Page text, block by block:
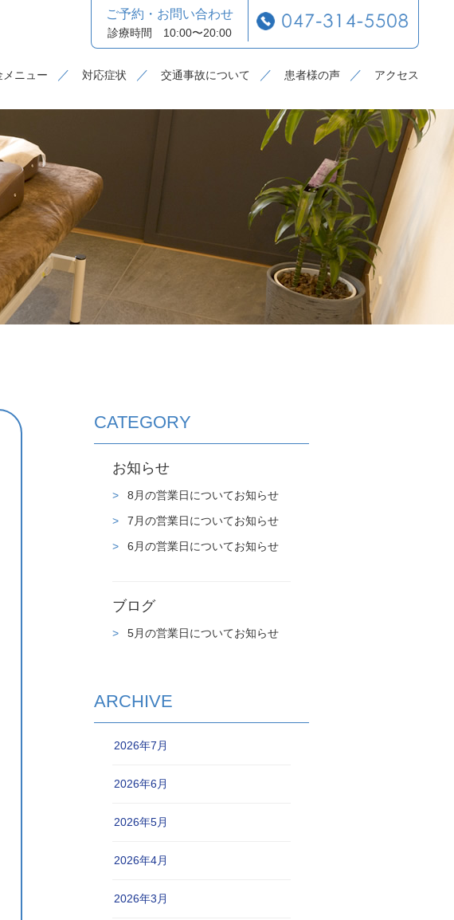
ご予約・お問い合わせ
診療時間 10:00〜20:00
メニュー 対応症状 交通事故について 患者様の声 アクセス
CATEGORY
お知らせ
8月の営業日についてお知らせ
7月の営業日についてお知らせ
6月の営業日についてお知らせ
ブログ
5月の営業日についてお知らせ
ARCHIVE
2026年7月
2026年6月
2026年5月
2026年4月
2026年3月